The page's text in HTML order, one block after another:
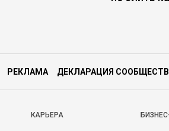
РЕКЛАМА ДЕКЛАРАЦИЯ
КАРЬЕРА